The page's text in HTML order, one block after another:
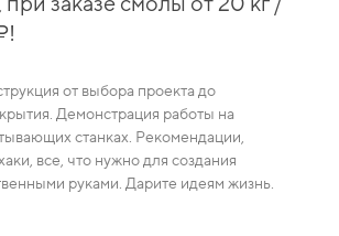
от выбора проекта до
Демонстрация работы на
станках. Рекомендации,
все, что нужно для создания
руками. Дарите идеям жизнь.